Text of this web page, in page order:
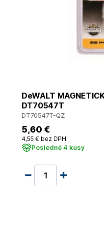
DeWALT
DT70547T
DT70547T-QZ
5,60 €
4,55 € bez DPH
Posledné 4 kusy